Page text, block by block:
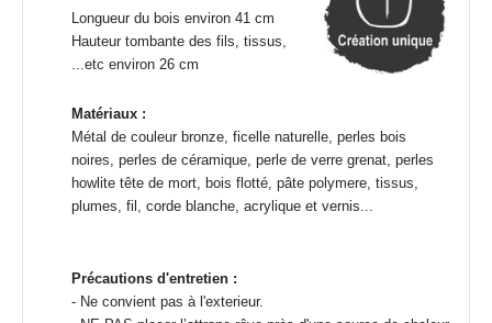
Longueur du bois environ 41 cm
Hauteur tombante des fils, tissus,
...etc environ 26 cm
Matériaux :
Métal de couleur bronze, ficelle naturelle, perles bois
noires, perles de céramique, perle de verre grenat, perles
howlite tête de mort, bois flotté, pâte polymere, tissus,
plumes, fil, corde blanche, acrylique et vernis...
Précautions d'entretien :
- Ne convient pas à l'exterieur.